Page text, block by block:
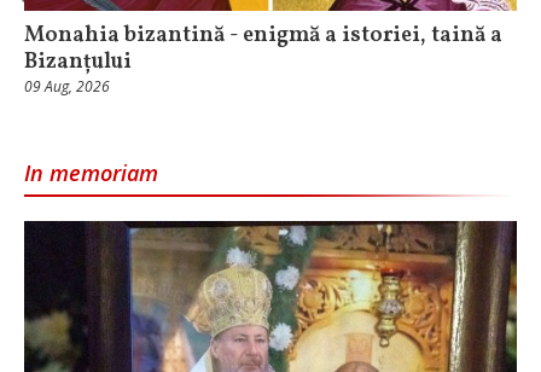
Monahia bizantină - enigmă a istoriei, taină a
Bizanțului
09 Aug, 2026
In memoriam